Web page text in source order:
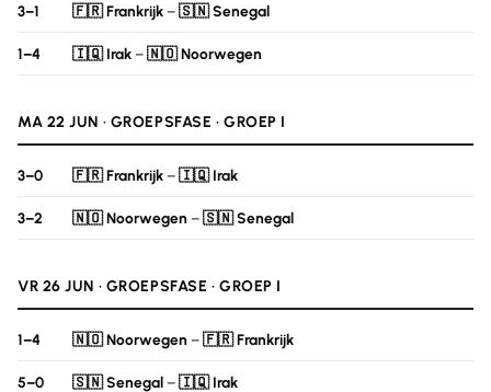
3–1 🇫🇷 Frankrijk–🇸🇳 Senegal
1–4 🇮🇶 Irak–🇳🇴 Noorwegen
MA 22 JUN · GROEPSFASE · GROEP I
3–0 🇫🇷 Frankrijk–🇮🇶 Irak
3–2 🇳🇴 Noorwegen –🇸🇳 Senegal
VR 26 JUN · GROEPSFASE · GROEP I
1–4 🇳🇴 Noorwegen –🇫🇷 Frankrijk
5–0 🇸🇳 Senegal–🇮🇶 Irak